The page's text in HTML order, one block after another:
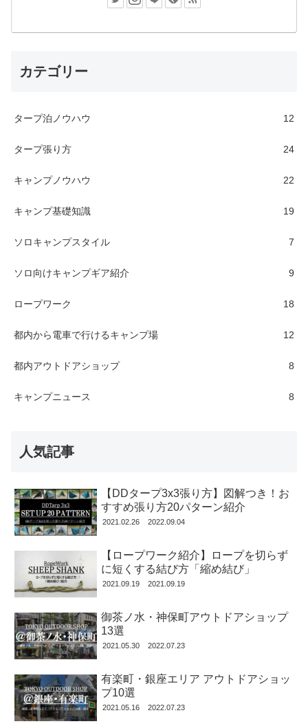
カテゴリー
タープ泊ノウハウ 12
タープ張り方 24
キャンプノウハウ 22
キャンプ基礎知識 19
ソロキャンプスタイル 7
ソロ向けキャンプギア紹介 9
ロープワーク 18
都内から電車で行けるキャンプ場 12
都内アウトドアショップ 8
キャンプニュース 8
人気記事
【DDタープ3x3張り方】図解つき！お
すすめ張り方20パターン紹介
2021.02.26 2022.09.04
【ロープワーク紹介】ロープを切らず
に短くする結び方「縮め結び」
2021.09.19 2021.09.19
御茶ノ水・神保町アウトドアショップ
13選
2021.05.30 2022.07.23
有楽町・銀座エリア アウトドアショッ
プ10選
2021.05.16 2022.07.23